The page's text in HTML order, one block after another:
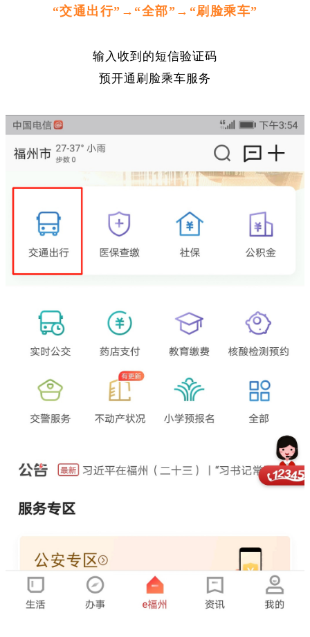
“交通出行”→“全部”→ “刷脸乘车”
输入收到的短信验证码
预开通刷脸乘车服务